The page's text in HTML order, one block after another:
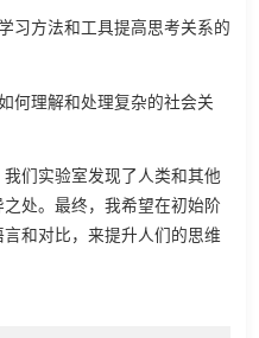
习方法和工具提高思考关系的
何理解和处理复杂的社会关
们实验室发现了人类和其他
处。最终，我希望在初始阶
和对比，来提升人们的思维